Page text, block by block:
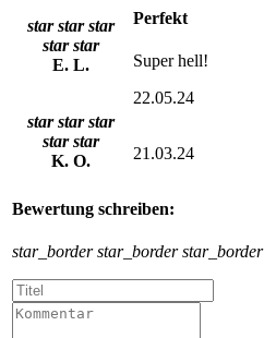
star star star
star star
E. L.
Perfekt
Super hell!
22.05.24
star star star
star star
K. O.
21.03.24
Bewertung schreiben:
star_border star_border star_border